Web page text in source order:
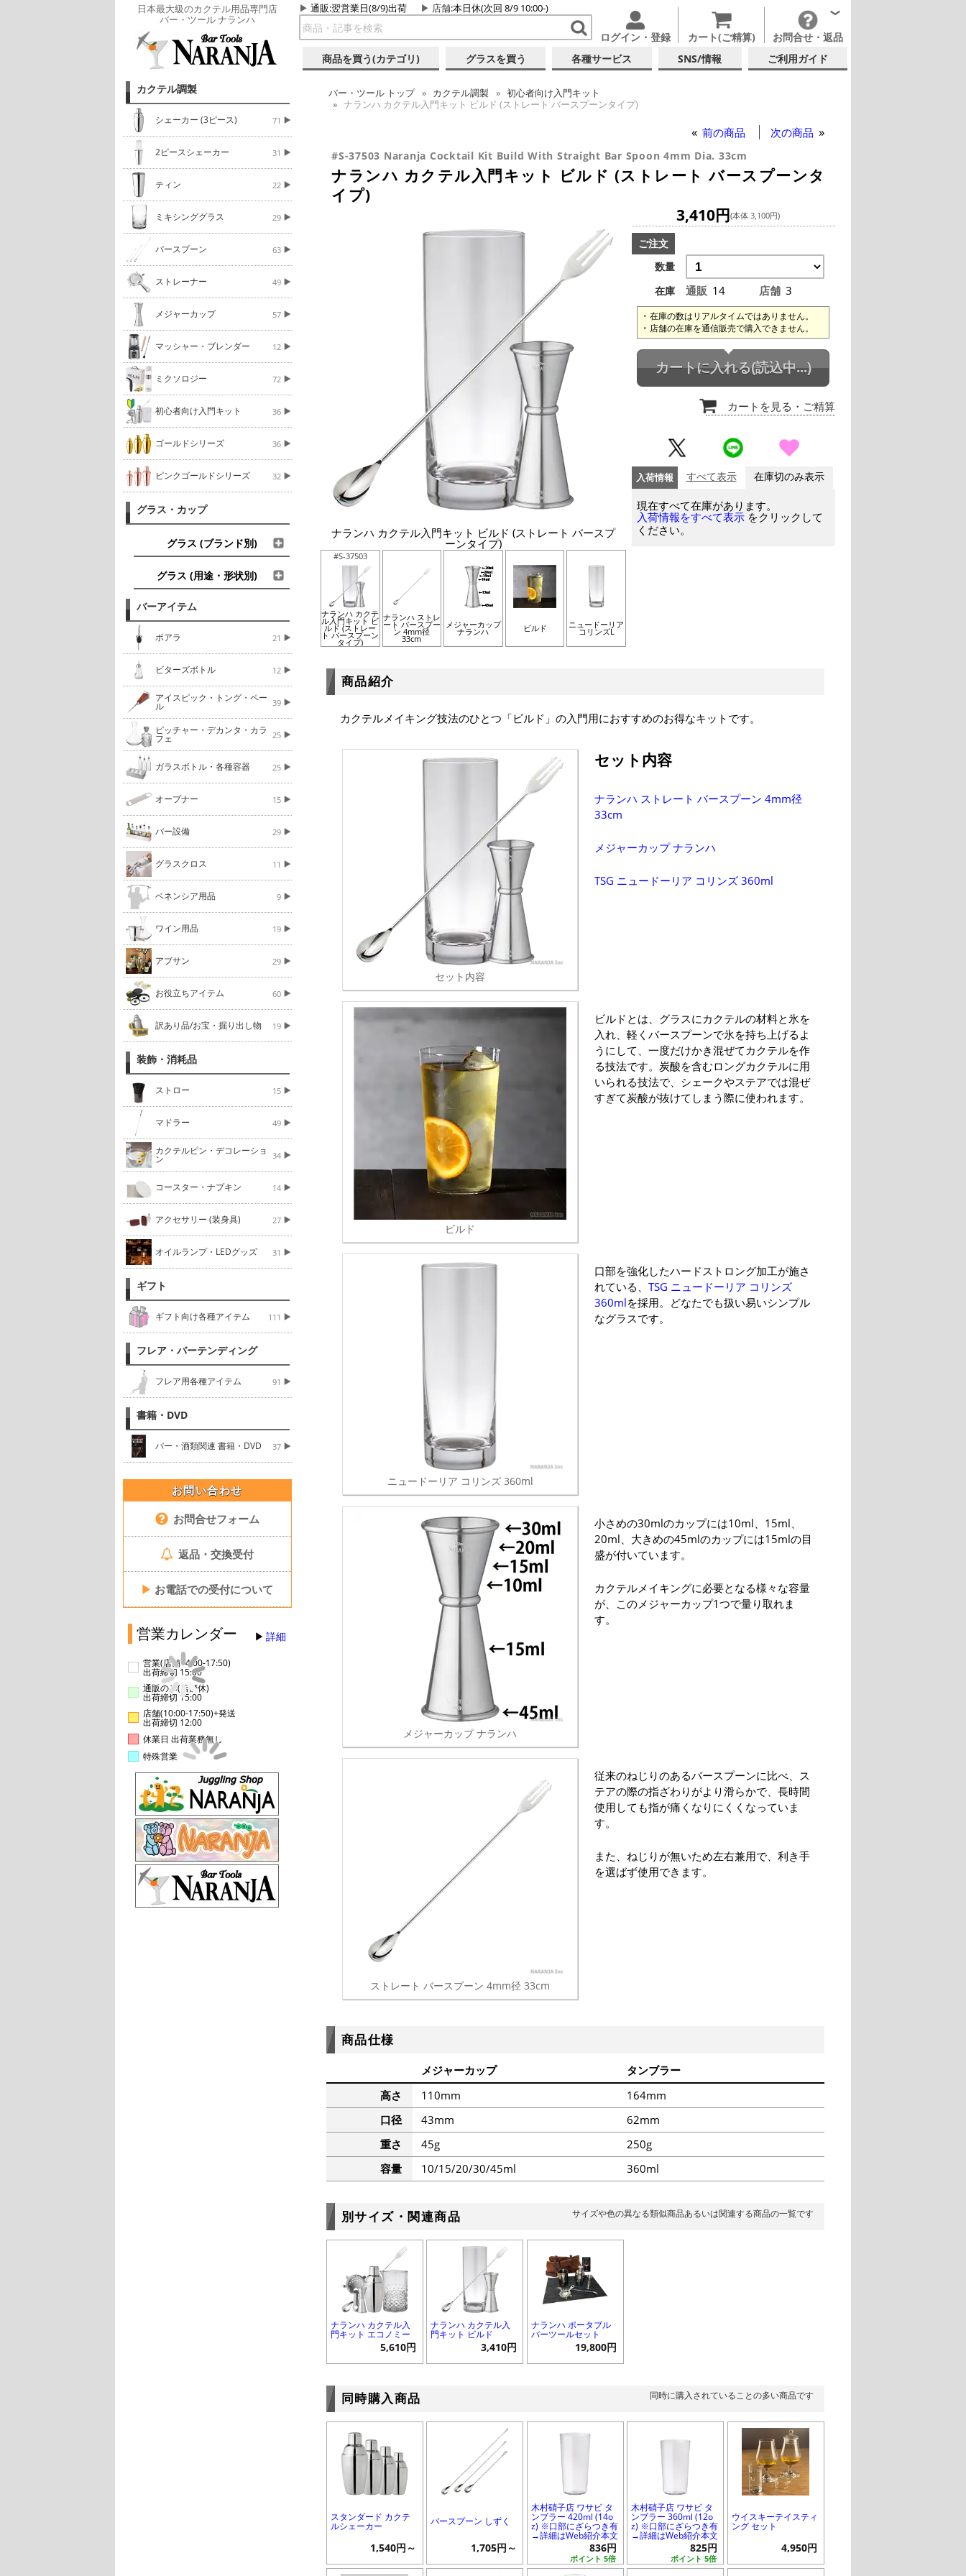
日本最大級のカクテル用品専門店
バー・ツール ナランハ
通販:翌営業日(8/9)出荷 店舗:本日休(次回 8/9 10:00-)
ログイン・登録 カート(ご精算) お問合せ・返品
商品を買う(カテゴリ) グラスを買う 各種サービス SNS/情報 ご利用ガイド
カクテル調製
シェーカー (3ピース) 71
2ピースシェーカー 31
ティン 22
ミキシンググラス 29
バースプーン 63
ストレーナー 49
メジャーカップ 57
マッシャー・ブレンダー 12
ミクソロジー 72
初心者向け入門キット 36
ゴールドシリーズ 36
ピンクゴールドシリーズ 32
グラス・カップ
グラス (ブランド別)
グラス (用途・形状別)
バーアイテム
ポアラ 21
ビターズボトル 12
アイスピック・トング・ペー
ル 39
ピッチャー・デカンタ・カラ
フェ 25
ガラスボトル・各種容器 25
オープナー 15
バー設備 29
グラスクロス 11
ベネンシア用品 9
ワイン用品 19
アブサン 29
お役立ちアイテム 60
訳あり品/お宝・掘り出し物 19
装飾・消耗品
ストロー 15
マドラー 49
カクテルピン・デコレーショ
ン 34
コースター・ナプキン 14
アクセサリー (装身具) 27
オイルランプ・LEDグッズ 31
ギフト
ギフト向け各種アイテム 111
フレア・バーテンディング
フレア用各種アイテム 91
書籍・DVD
バー・酒類関連 書籍・DVD 37
お問い合わせ
お問合せフォーム
返品・交換受付
▶ お電話での受付について
営業カレンダー 詳細
営業(店舗14:00-17:50)
出荷締切 15:00
通販のみ(店舗休)
出荷締切 15:00
店舗(10:00-17:50)+発送
出荷締切 12:00
休業日 出荷業務無し
特殊営業
バー・ツール トップ カクテル調製
初心者向け入門キット
ナランハ カクテル入門キット ビルド (ストレート バースプーンタイプ)
前の商品 次の商品
#S-37503 Naranja Cocktail Kit Build With Straight Bar Spoon 4mm Dia. 33cm
ナランハ カクテル入門キット ビルド (ストレート バースプーンタ
イプ)
ナランハ カクテル入門キット ビルド (ストレート バースプ
ーンタイプ)
#S-37503
ナランハ カクテ
ル入門キット ビ
ルド (ストレー
ト バースプーン
タイプ)
ナランハ ストレ
ート バースプー
ン 4mm径
33cm
メジャーカップ
ナランハ ビルド ニュードーリア
コリンズL
3,410円(本体 3,100円)
ご注文
数量
在庫
通販 14 店舗 3
在庫の数はリアルタイムではありません。
店舗の在庫を通信販売で購入できません。
カートに入れる(読込中...)
カートを見る ・ご精算
入荷情報 すべて表示 在庫切のみ表示
現在すべて在庫があります。
入荷情報をすべて表示 をクリックして
ください。
商品紹介
カクテルメイキング技法のひとつ「ビルド」の入門用におすすめのお得なキットです。
セット内容
セット内容
ナランハ ストレート バースプーン 4mm径
33cm
メジャーカップ ナランハ
TSG ニュードーリア コリンズ 360ml
ビルド
ビルドとは、グラスにカクテルの材料と氷を
入れ、軽くバースプーンで氷を持ち上げるよ
うにして、一度だけかき混ぜてカクテルを作
る技法です。炭酸を含むロングカクテルに用
いられる技法で、シェークやステアでは混ぜ
すぎて炭酸が抜けてしまう際に使われます。
ニュードーリア コリンズ 360ml
口部を強化したハードストロング加工が施さ
れている、 TSG ニュードーリア コリンズ
360mlを採用。どなたでも扱い易いシンプル
なグラスです。
メジャーカップ ナランハ
小さめの30mlのカップには10ml、15ml、
20ml、大きめの45mlのカップには15mlの目
盛が付いています。
カクテルメイキングに必要となる様々な容量
が、このメジャーカップ1つで量り取れま
す。
ストレート バースプーン 4mm径 33cm
従来のねじりのあるバースプーンに比べ、ス
テアの際の指ざわりがより滑らかで、長時間
使用しても指が痛くなりにくくなっていま
す。
また、ねじりが無いため左右兼用で、利き手
を選ばず使用できます。
商品仕様
メジャーカップ
高さ
110mm
口径
43mm
重さ
45g
容量
10/15/20/30/45ml
タンブラー
164mm
62mm
250g
360ml
別サイズ・関連商品 サイズや色の異なる類似商品あるいは関連する商品の一覧です
ナランハ カクテル入
門キット エコノミー
5,610円
ナランハ カクテル入
門キット ビルド
3,410円
ナランハ ポータブル
バーツールセット
19,800円
同時購入商品 同時に購入されていることの多い商品です
スタンダード カクテ
ルシェーカー
1,540円～
バースプーン しずく
1,705円～
木村硝子店 ワサビ タ
ンブラー 420ml (14o
z) ※口部にざらつき有
→詳細はWeb紹介本文
ポイント 5倍
836円
木村硝子店 ワサビ タ
ンブラー 360ml (12o
z) ※口部にざらつき有
→詳細はWeb紹介本文
ポイント 5倍
825円
ウイスキーテイスティ
ング セット
4,950円